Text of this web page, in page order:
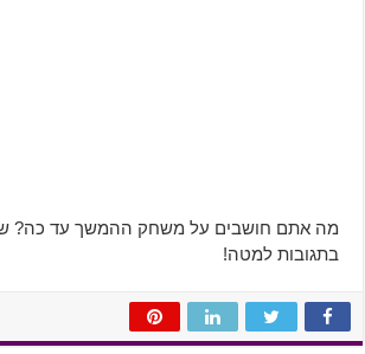
מה אתם חושבים על משחק ההמשך עד כה?
בתגובות למטה!